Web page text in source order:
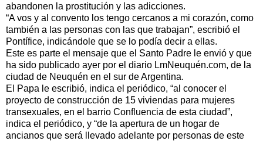
abandonen la prostitución y las adicciones.
“A vos y al convento los tengo cercanos a mi corazón, como
también a las personas con las que trabajan”, escribió el
Pontífice, indicándole que se lo podía decir a ellas.
Este es parte el mensaje que el Santo Padre le envió y que
ha sido publicado ayer por el diario LmNeuquén.com, de la
ciudad de Neuquén en el sur de Argentina.
El Papa le escribió, indica el periódico, “al conocer el
proyecto de construcción de 15 viviendas para mujeres
transexuales, en el barrio Confluencia de esta ciudad”,
indica el periódico, y “de la apertura de un hogar de
ancianos que será llevado adelante por personas de este